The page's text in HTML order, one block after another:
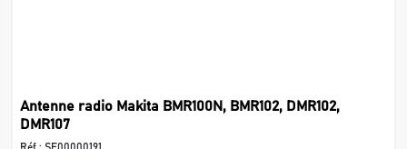
Antenne radio Makita BMR100N, BMR102, DMR102,
DMR107